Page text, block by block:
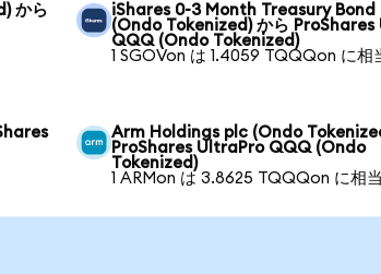
から
iShares 0-3 Month Treasury Bond
(Ondo Tokenized) から
QQQ (Ondo Tokenized)
1 SGOVon は 1.4059 TQQQon に相
Arm Holdings plc (Ondo
ProShares UltraPro QQQ (Ondo
Tokenized)
1 ARMon は 3.8625 TQQQon に相当